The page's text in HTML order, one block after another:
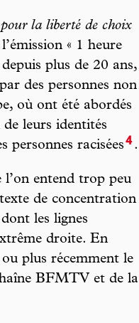
la liberté de choix
« 1 heure
plus de 20 ans,
des personnes non
où ont été abordés
leurs identités
personnes racisées4.
entend trop peu
de concentration
les lignes
droite. En
plus récemment le
BFMTV et de la